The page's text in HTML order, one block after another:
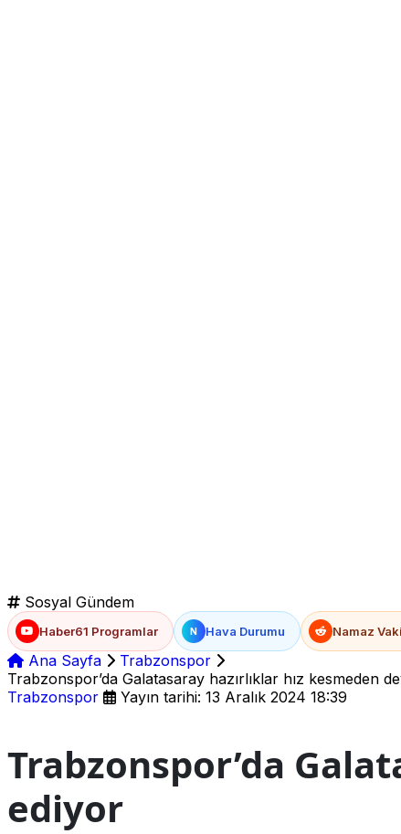
Sosyal Gündem
Haber61 Programlar N Hava Durumu Namaz
Ana Sayfa
Trabzonspor
Trabzonspor’da Galatasaray hazırlıklar hız kesmeden
Trabzonspor
Yayın tarihi: 13 Aralık 2024 18:39
Trabzonspor’da
ediyor